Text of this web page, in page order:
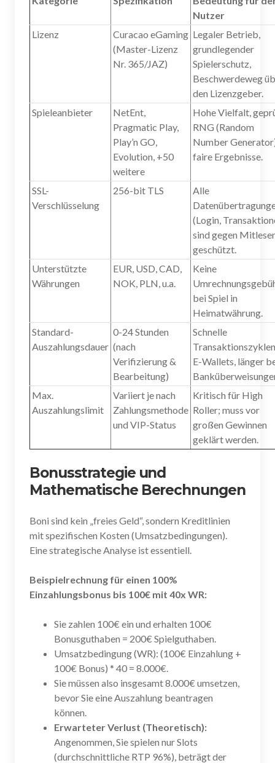
Nutzer
Lizenz
Curacao eGaming
(Master-Lizenz
Nr. 365/JAZ)
Legaler Betrieb,
grundlegender
Spielerschutz,
Beschwerdeweg
den Lizenzgeber.
Spieleanbieter
NetEnt,
Pragmatic Play,
Play’n GO,
Evolution, +50
weitere
Hohe Vielfalt,
RNG (Random
Number
faire Ergebnisse.
SSL-
Verschlüsselung
256-bit TLS
Alle
(Login,
sind gegen
geschützt.
Unterstützte
Währungen
EUR, USD, CAD,
NOK, PLN, u.a.
Keine
bei Spiel in
Heimatwährung.
Standard-
Auszahlungsdauer
0-24 Stunden
(nach
Verifizierung &
Bearbeitung)
Schnelle
E-Wallets, länger
Max.
Auszahlungslimit
Variiert je nach
Zahlungsmethode
und VIP-Status
Kritisch für High
Roller; muss vor
großen Gewinnen
geklärt werden.
Bonusstrategie und
Mathematische Berechnungen
Boni sind kein „freies Geld“, sondern Kreditlinien
mit spezifischen Kosten (Umsatzbedingungen).
Eine strategische Analyse ist essentiell.
Beispielrechnung für einen 100%
Einzahlungsbonus bis 100€ mit 40x WR:
Sie zahlen 100€ ein und erhalten 100€
Bonusguthaben = 200€ Spielguthaben.
Umsatzbedingung (WR): (100€ Einzahlung +
100€ Bonus) * 40 = 8.000€.
Sie müssen also insgesamt 8.000€ umsetzen,
bevor Sie eine Auszahlung beantragen
können.
Erwarteter Verlust (Theoretisch):
Angenommen, Sie spielen nur Slots
(durchschnittliche RTP 96%), beträgt der